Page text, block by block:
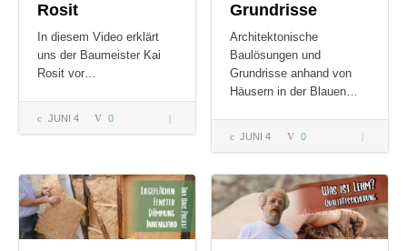
Rosit
In diesem Video erklärt
uns der Baumeister Kai
Rosit vor…
JUNI 4 0
aus
| Kai
Rosit
Grundrisse
Architektonische
Baulösungen und
Grundrisse anhand von
Häusern in der Blauen…
JUNI 4 0